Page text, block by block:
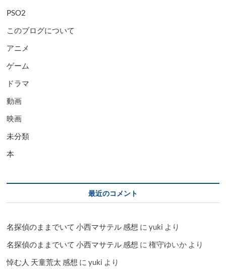
PSO2
このブログについて
アニメ
ゲーム
ドラマ
動画
映画
未分類
本
最近のコメント
名探偵のままでいて 小西マサテル 感想 にyuki より
名探偵のままでいて 小西マサテル 感想 に権守ゆいか より
悼む人 天童荒太 感想 にyuki より